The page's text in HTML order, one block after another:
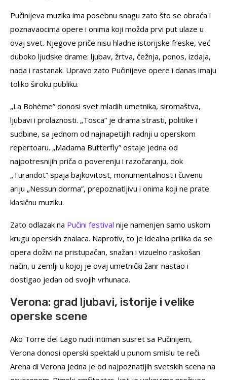
Pučinijeva muzika ima posebnu snagu zato što se obraća i
poznavaocima opere i onima koji možda prvi put ulaze u
ovaj svet. Njegove priče nisu hladne istorijske freske, već
duboko ljudske drame: ljubav, žrtva, čežnja, ponos, izdaja,
nada i rastanak. Upravo zato Pučinijeve opere i danas imaju
toliko široku publiku.
„La Bohème” donosi svet mladih umetnika, siromaštva,
ljubavi i prolaznosti. „Tosca” je drama strasti, politike i
sudbine, sa jednom od najnapetijih radnji u operskom
repertoaru. „Madama Butterfly” ostaje jedna od
najpotresnijih priča o poverenju i razočaranju, dok
„Turandot” spaja bajkovitost, monumentalnost i čuvenu
ariju „Nessun dorma”, prepoznatljivu i onima koji ne prate
klasičnu muziku.
Zato odlazak na Pučini festival nije namenjen samo uskom
krugu operskih znalaca. Naprotiv, to je idealna prilika da se
opera doživi na pristupačan, snažan i vizuelno raskošan
način, u zemlji u kojoj je ovaj umetnički žanr nastao i
dostigao jedan od svojih vrhunaca.
Verona: grad ljubavi, istorije i velike
operske scene
Ako Torre del Lago nudi intiman susret sa Pučinijem,
Verona donosi operski spektakl u punom smislu te reči.
Arena di Verona jedna je od najpoznatijih svetskih scena na